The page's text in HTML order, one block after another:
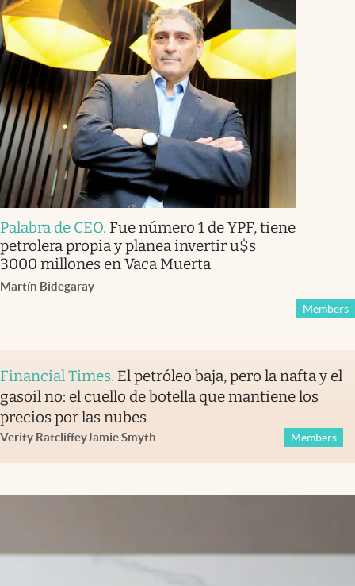
Palabra de CEO. Fue número 1 de YPF, tiene
petrolera propia y planea invertir u$s
3000 millones en Vaca Muerta
Martín Bidegaray
Members
Financial Times. El petróleo baja, pero la nafta y el
gasoil no: el cuello de botella que mantiene los
precios por las nubes
Verity RatcliffeyJamie Smyth Members